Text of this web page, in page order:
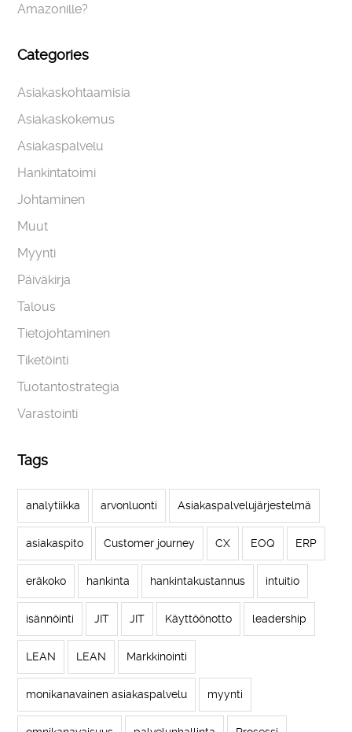
Amazonille?
Categories
Asiakaskohtaamisia
Asiakaskokemus
Asiakaspalvelu
Hankintatoimi
Johtaminen
Muut
Myynti
Päiväkirja
Talous
Tietojohtaminen
Tiketöinti
Tuotantostrategia
Varastointi
Tags
analytiikka arvonluonti Asiakaspalvelujärjestelmä
asiakaspito Customer journey CX EOQ ERP
eräkoko hankinta hankintakustannus intuitio
isännöinti JIT JIT Käyttöönotto leadership
LEAN LEAN Markkinointi
monikanavainen asiakaspalvelu myynti